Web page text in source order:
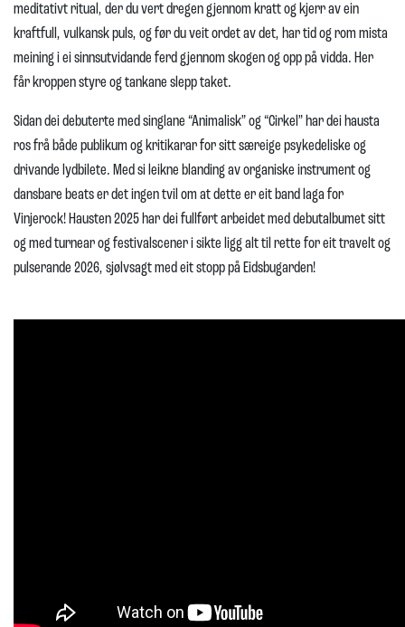
meditativt ritual, der du vert dregen gjennom kratt og kjerr av ein
kraftfull, vulkansk puls, og før du veit ordet av det, har tid og rom mista
meining i ei sinnsutvidande ferd gjennom skogen og opp på vidda. Her
får kroppen styre og tankane slepp taket.
Sidan dei debuterte med singlane “Animalisk” og “Cirkel” har dei hausta
ros frå både publikum og kritikarar for sitt særeige psykedeliske og
drivande lydbilete. Med si leikne blanding av organiske instrument og
dansbare beats er det ingen tvil om at dette er eit band laga for
Vinjerock! Hausten 2025 har dei fullført arbeidet med debutalbumet sitt
og med turnear og festivalscener i sikte ligg alt til rette for eit travelt og
pulserande 2026, sjølvsagt med eit stopp på Eidsbugarden!